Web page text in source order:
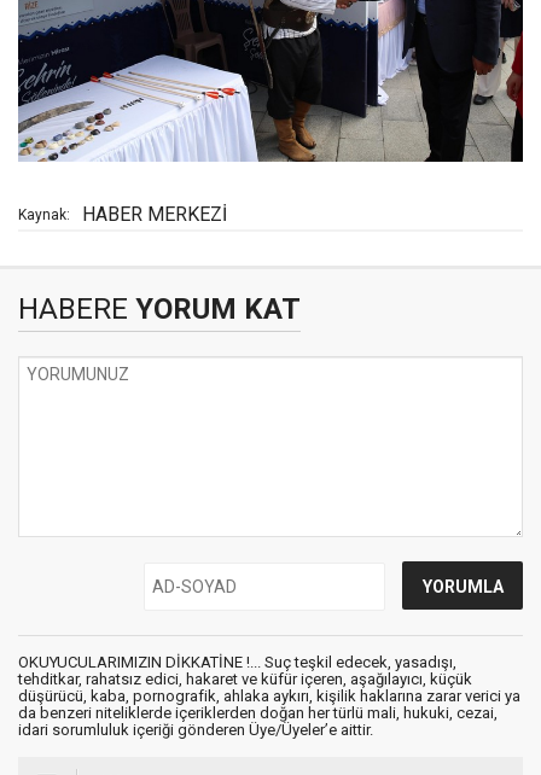
Kaynak: HABER MERKEZİ
HABERE YORUM KAT
OKUYUCULARIMIZIN DİKKATİNE !... Suç teşkil edecek, yasadışı,
tehditkar, rahatsız edici, hakaret ve küfür içeren, aşağılayıcı, küçük
düşürücü, kaba, pornografik, ahlaka aykırı, kişilik haklarına zarar verici ya
da benzeri niteliklerde içeriklerden doğan her türlü mali, hukuki, cezai,
idari sorumluluk içeriği gönderen Üye/Üyeler’e aittir.